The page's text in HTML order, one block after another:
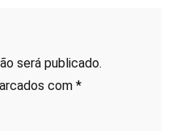
será publicado.
com *